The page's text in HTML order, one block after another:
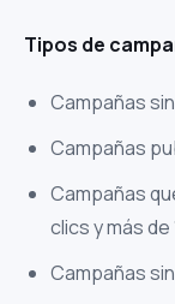
Tipos de
Campañas
Campañas
Campañas
clics y más
Campañas